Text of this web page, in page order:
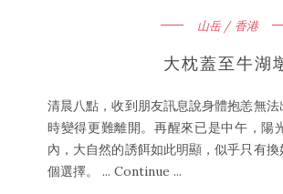
山岳 / 香港
大枕蓋至牛湖
清晨八點，收到朋友訊息說身體抱恙無
時變得更難離開。再醒來已是中午，陽
內，大自然的誘餌如此明顯，似乎只有
個選擇。 ... Continue ...